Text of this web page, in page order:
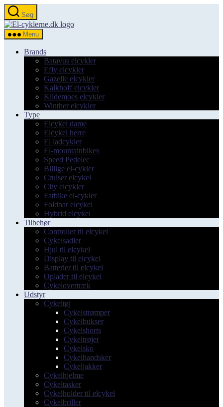
Spring
til
indholdet
Søg
el-
Menu
Brands
Batavus elcykler
Efly elcykler
Gazelle elcykler
Kalkhoff elcykler
Kildemoes elcykler
Winther elcykler
Type
Elcykel dame
Elcykel herre
El ladcykler
El-mountainbikes
Speed Pedelec
Billige el-cykler
Cruiser elcykel
City elcykler
Fatbike el-cykler
Foldbar elcykel
Hybrid elcykel
Tilbehør
Controller til elcykel
Cykelsadler
Hjul til elcykel
Display til elcykel
Batterier til elcykel
Oplader til elcykel
Cykelovertræk
Udstyr
Cykeltøj
Cykelstrømper
Cykelbukser
Cykelshorts
Cykeltrøjer
Cykelsko
Cykelhandsker
Cykeljakker
Cykelhjelme
Cykeltasker
Cykelholder til elcykel
Cykelbriller